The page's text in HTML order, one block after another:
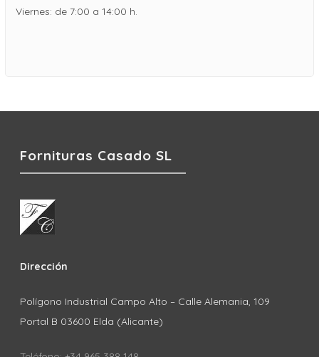
Viernes: de 7:00 a 14:00 h.
Fornituras Casado SL
Dirección
Polígono Industrial Campo Alto – Calle Alemania, 109
Portal B 03600 Elda (Alicante)